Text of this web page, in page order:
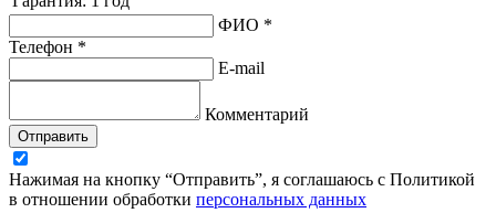
ФИО *
Телефон *
E-mail
Комментарий
Отправить
Нажимая на кнопку “Отправить”, я соглашаюсь с Политикой
в отношении обработки персональных данных